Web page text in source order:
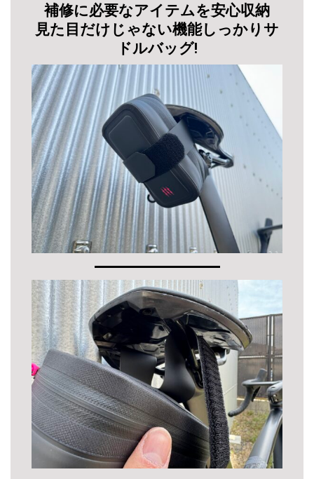
補修に必要なアイテムを安心収納
見た目だけじゃない機能しっかりサ
ドルバッグ!